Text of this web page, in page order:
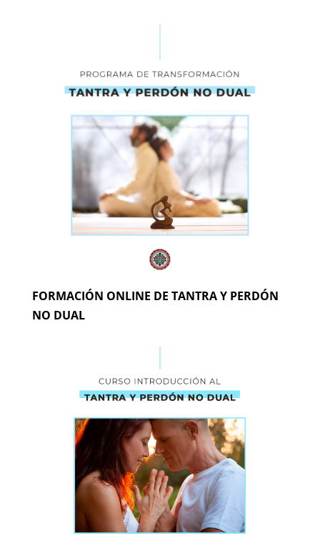
FORMACIÓN ONLINE DE TANTRA Y PERDÓN
NO DUAL